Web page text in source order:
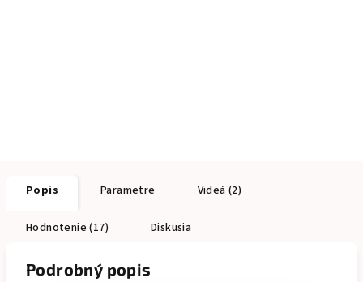
Popis Parametre Videá (2)
Hodnotenie (17) Diskusia
Podrobný popis